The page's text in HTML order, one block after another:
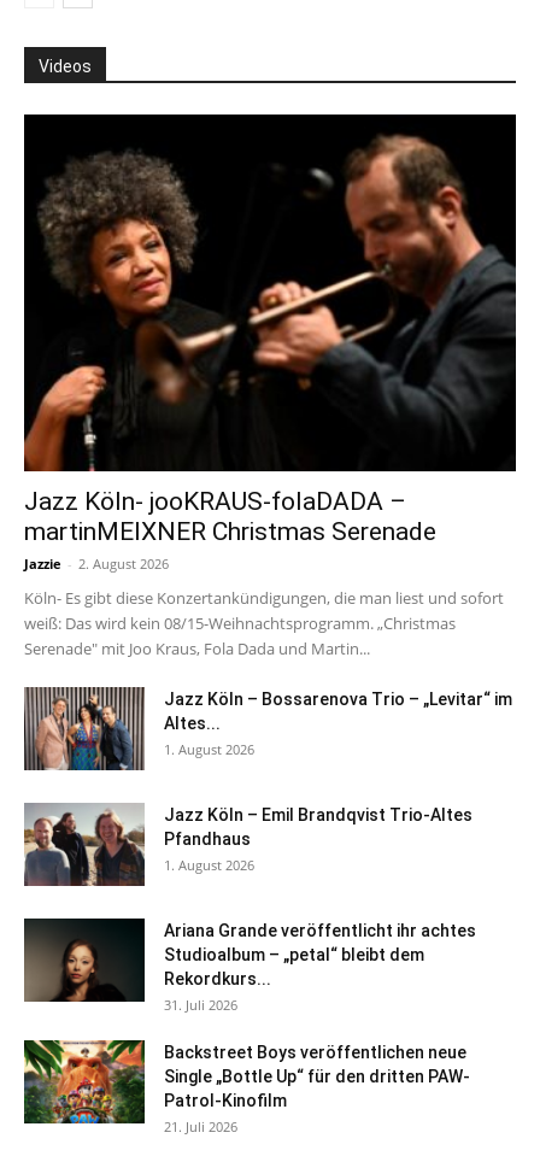
Videos
Jazz Köln- jooKRAUS-folaDADA –
martinMEIXNER Christmas Serenade
Jazzie - 2. August 2026
Köln- Es gibt diese Konzertankündigungen, die man liest und sofort
weiß: Das wird kein 08/15-Weihnachtsprogramm. „Christmas
Serenade" mit Joo Kraus, Fola Dada und Martin...
Jazz Köln – Bossarenova Trio – „Levitar“ im
Altes...
1. August 2026
Jazz Köln – Emil Brandqvist Trio-Altes
Pfandhaus
1. August 2026
Ariana Grande veröffentlicht ihr achtes
Studioalbum – „petal“ bleibt dem
Rekordkurs...
31. Juli 2026
Backstreet Boys veröffentlichen neue
Single „Bottle Up“ für den dritten PAW-
Patrol-Kinofilm
21. Juli 2026